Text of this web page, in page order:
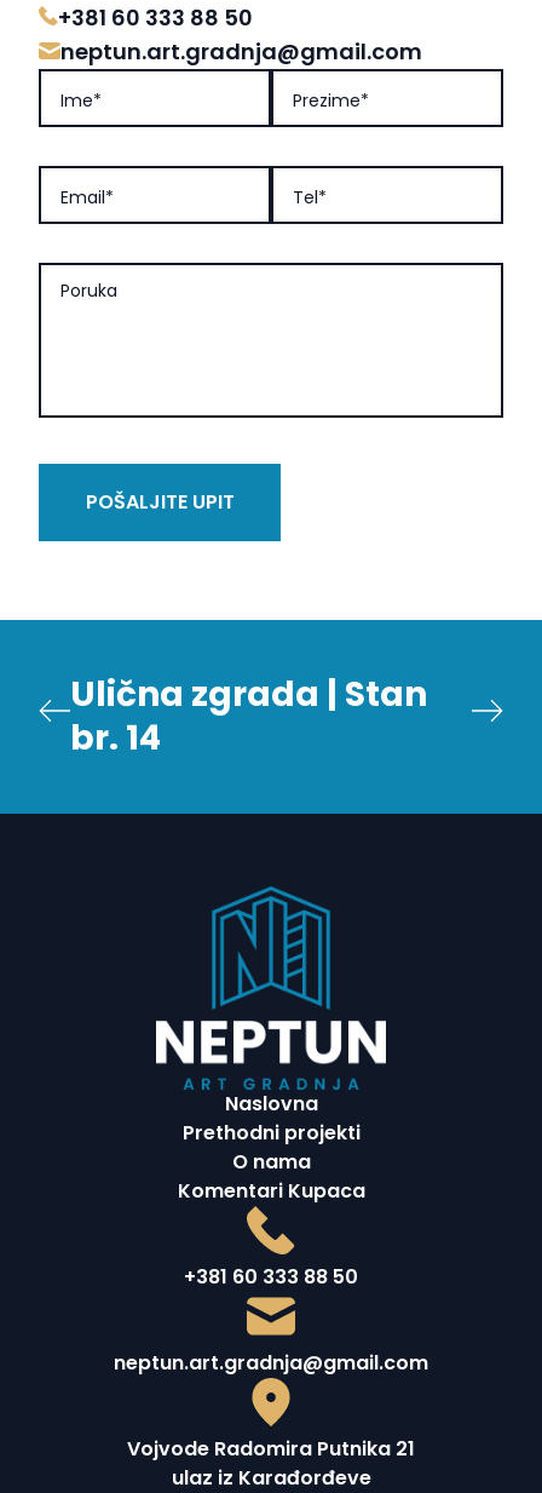
+381 60 333 88 50
neptun.art.gradnja@gmail.com
Ime* Prezime*
Email* Tel*
Poruka
POŠALJITE UPIT
Ulična zgrada | Stan
br. 14
Naslovna
Prethodni projekti
O nama
Komentari Kupaca
+381 60 333 88 50
neptun.art.gradnja@gmail.com
Vojvode Radomira Putnika 21
ulaz iz Karađorđeve